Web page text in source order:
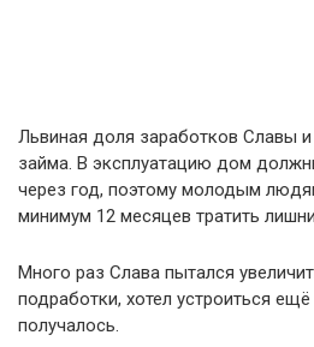
Львиная доля заработков Славы
займа. В эксплуатацию дом
через год, поэтому молодым
минимум 12 месяцев тратить
Много раз Слава пытался
подработки, хотел устроиться
получалось.